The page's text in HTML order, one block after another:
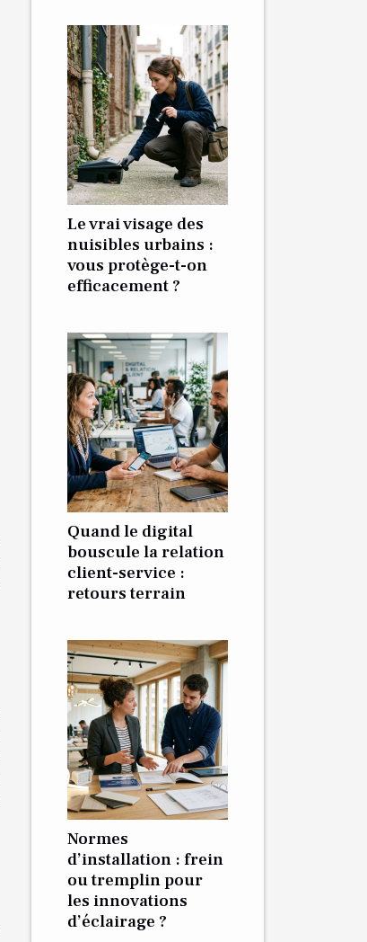
Le vrai visage des
nuisibles urbains :
vous protège-t-on
efficacement ?
Quand le digital
bouscule la relation
client-service :
retours terrain
Normes
d’installation : frein
ou tremplin pour
les innovations
d’éclairage ?